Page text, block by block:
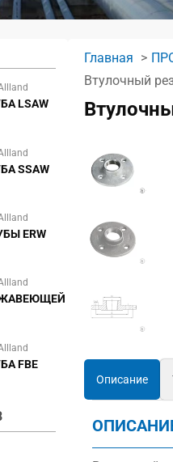
LSAW
SSAW
ERW
FBE
Главная
Втулочный
Описание